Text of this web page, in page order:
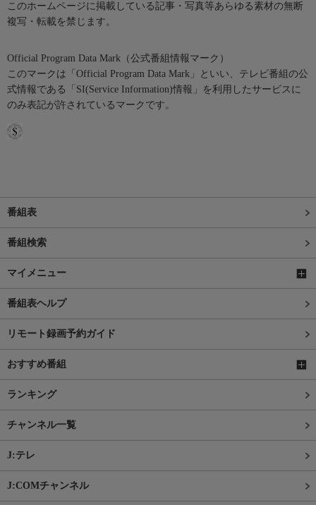
このホームページに掲載している記事・写真等あらゆる素材の無断
複写・転載を禁じます。
Official Program Data Mark（公式番組情報マーク）
このマークは「Official Program Data Mark」といい、テレビ番組の公
式情報である「SI(Service Information)情報」を利用したサービスに
のみ表記が許されているマークです。
番組表
番組検索
マイメニュー
番組表ヘルプ
リモート録画予約ガイド
おすすめ番組
ランキング
チャンネル一覧
J:テレ
J:COMチャンネル